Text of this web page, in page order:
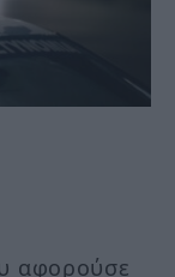
αφορούσε